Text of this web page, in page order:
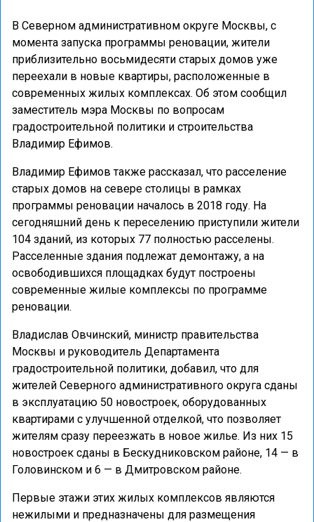
В Северном административном округе Москвы, с
момента запуска программы реновации, жители
приблизительно восьмидесяти старых домов уже
переехали в новые квартиры, расположенные в
современных жилых комплексах. Об этом сообщил
заместитель мэра Москвы по вопросам
градостроительной политики и строительства
Владимир Ефимов.
Владимир Ефимов также рассказал, что расселение
старых домов на севере столицы в рамках
программы реновации началось в 2018 году. На
сегодняшний день к переселению приступили жители
104 зданий, из которых 77 полностью расселены.
Расселенные здания подлежат демонтажу, а на
освободившихся площадках будут построены
современные жилые комплексы по программе
реновации.
Владислав Овчинский, министр правительства
Москвы и руководитель Департамента
градостроительной политики, добавил, что для
жителей Северного административного округа сданы
в эксплуатацию 50 новостроек, оборудованных
квартирами с улучшенной отделкой, что позволяет
жителям сразу переезжать в новое жилье. Из них 15
новостроек сданы в Бескудниковском районе, 14 — в
Головинском и 6 — в Дмитровском районе.
Первые этажи этих жилых комплексов являются
нежилыми и предназначены для размещения